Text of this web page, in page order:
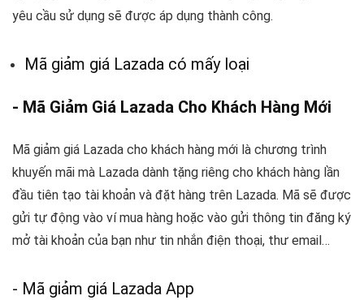
yêu cầu sử dụng sẽ được áp dụng thành công.
Mã giảm giá Lazada có mấy loại
- Mã Giảm Giá Lazada Cho Khách Hàng Mới
Mã giảm giá Lazada cho khách hàng mới là chương trình
khuyến mãi mà Lazada dành tặng riêng cho khách hàng lần
đầu tiên tạo tài khoản và đặt hàng trên Lazada. Mã sẽ được
gửi tự động vào ví mua hàng hoặc vào gửi thông tin đăng ký
mở tài khoản của bạn như tin nhắn điện thoại, thư email…
- Mã giảm giá Lazada App